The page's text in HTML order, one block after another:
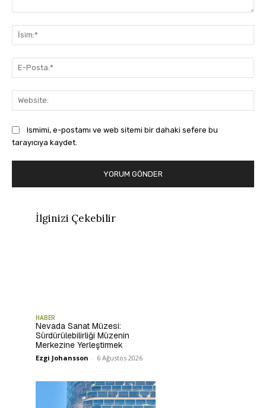
Ismimi, e-postamı ve web sitemi bir dahaki sefere bu
tarayıcıya kaydet.
İlginizi Çekebilir
HABER
Nevada Sanat Müzesi:
Sürdürülebilirliği Müzenin
Merkezine Yerleştirmek
Ezgi Johansson - 6 Ağustos 2026